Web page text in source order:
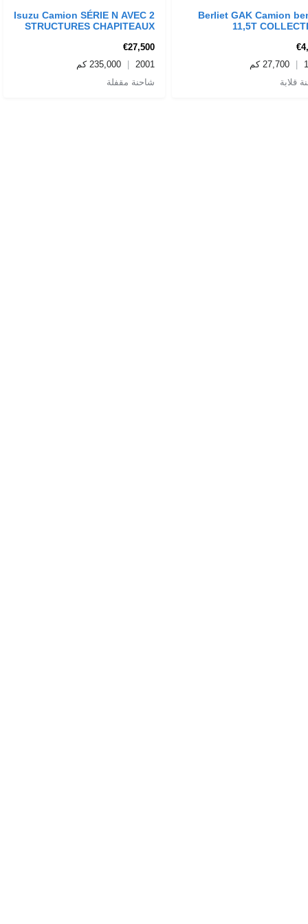
Berliet GAK Camion
11,5T
قلابة
27,700 كم
Isuzu Camion SÉRIE N AVEC 2
STRUCTURES CHAPITEAUX
€27,500
شاحنة مقفلة
2001 235,000 كم